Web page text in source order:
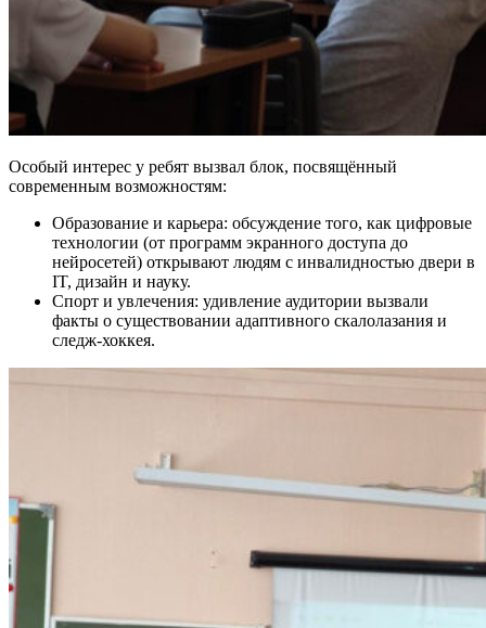
Особый интерес у ребят вызвал блок, посвящённый
современным возможностям:
Образование и карьера: обсуждение того, как цифровые
технологии (от программ экранного доступа до
нейросетей) открывают людям с инвалидностью двери в
IT, дизайн и науку.
Спорт и увлечения: удивление аудитории вызвали
факты о существовании адаптивного скалолазания и
следж-хоккея.